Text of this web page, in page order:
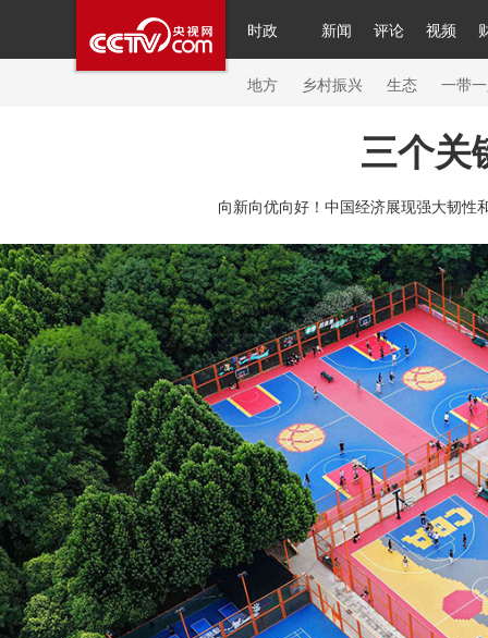
时政 新闻 评论 视频
人民领袖习近平 联播+ 中国
直播 片库 栏目大全 节目单
繁体 海外频道 iPanda
地方 乡村振兴 生态 一带
秧纪录 纪
新闻 国内 国际 评论 经济 军事 科技
人民领袖习近平 联播+ 热解读 天天学习 习
视频 小央视频 小央直播 直播中国 熊猫频
现场 前线 比划 快看 蓝海中国 新兵请入
体育 直播 竞猜 2026年世界杯 2026年冬奥
VIP会员 CCTV奥林匹克频道 生活体育大会
财经 教育 乡村振兴 生态环境 一带一路
大国智造 大国展会 大国保险 云顶对话 云
三个关
向新向优向好！中国经济展现强大韧性